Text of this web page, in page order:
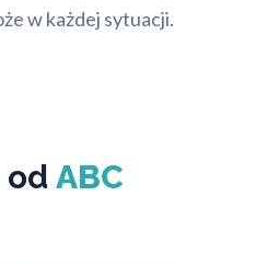
w każdej sytuacji.
od ABC